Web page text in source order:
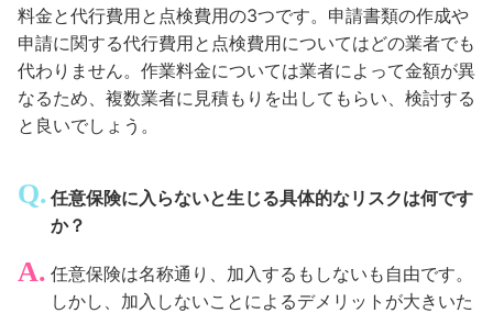
料金と代行費用と点検費用の3つです。申請書類の作成や
申請に関する代行費用と点検費用についてはどの業者でも
代わりません。作業料金については業者によって金額が異
なるため、複数業者に見積もりを出してもらい、検討する
と良いでしょう。
任意保険に入らないと生じる具体的なリスクは何です
か？
任意保険は名称通り、加入するもしないも自由です。
しかし、加入しないことによるデメリットが大きいた